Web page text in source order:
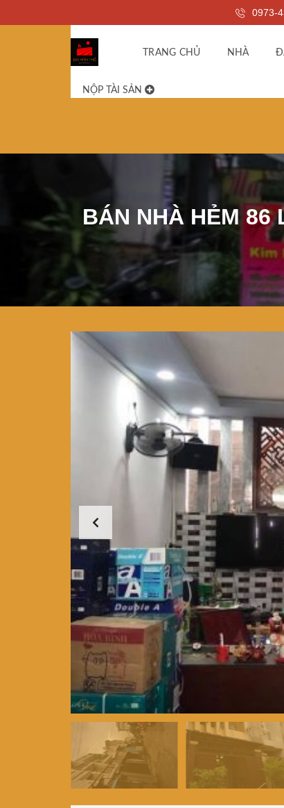
0973-
TRANG CHỦ NHÀ
NỘP TÀI SẢN
BÁN NHÀ HẺM 86